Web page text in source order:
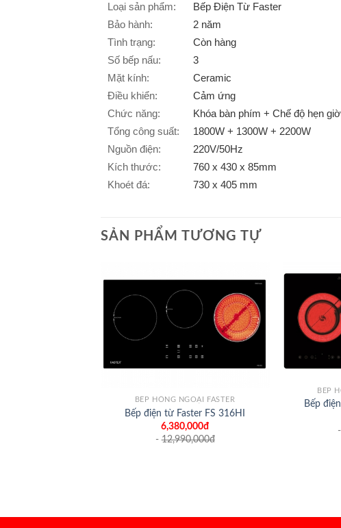
Loại sản phẩm:
Bếp Điện Từ Faster
Bảo hành:
2 năm
Tình trạng:
Còn hàng
Số bếp nấu:
3
Mặt kính:
Ceramic
Điều khiển:
Cảm ứng
Chức năng:
Khóa bàn phím + Chế độ hẹn giờ
Tổng công suất:
1800W + 1300W + 2200W
Nguồn điện:
220V/50Hz
Kích thước:
760 x 430 x 85mm
Khoét đá:
730 x 405 mm
SẢN PHẨM TƯƠNG TỰ
BẾP HỒNG NGOẠI FASTER
Bếp điện từ Faster FS 316HI
6,380,000đ
-12,990,000đ
BẾP
Bếp
-